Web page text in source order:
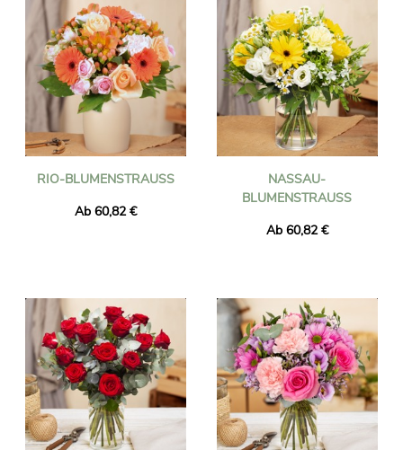
RIO-BLUMENSTRAUSS
Ab 60,82 €
NASSAU-
BLUMENSTRAUSS
Ab 60,82 €